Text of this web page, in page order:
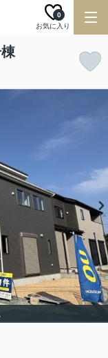
お気に入り
0